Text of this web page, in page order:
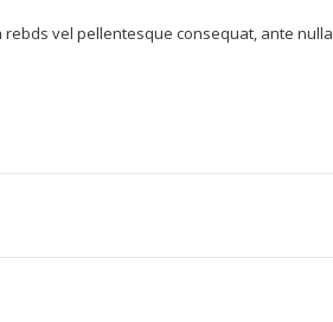
rebds vel pellentesque consequat, ante nulla